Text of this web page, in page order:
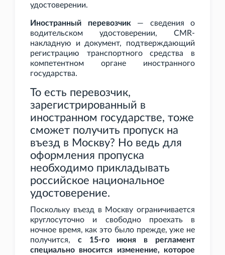
удостоверении.
Иностранный перевозчик — сведения о
водительском удостоверении, CMR-
накладную и документ, подтверждающий
регистрацию транспортного средства в
компетентном органе иностранного
государства.
То есть перевозчик,
зарегистрированный в
иностранном государстве, тоже
сможет получить пропуск на
въезд в Москву? Но ведь для
оформления пропуска
необходимо прикладывать
российское национальное
удостоверение.
Поскольку въезд в Москву ограничивается
круглосуточно и свободно проехать в
ночное время, как это было прежде, уже не
получится, с 15-го июня в регламент
специально вносится изменение, которое